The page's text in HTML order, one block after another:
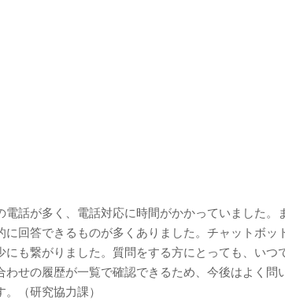
話が多く、電話対応に時間がかかっていました。
回答できるものが多くありました。チャットボ
も繋がりました。質問をする方にとっても、い
せの履歴が一覧で確認できるため、今後はよく問
（研究協力課）